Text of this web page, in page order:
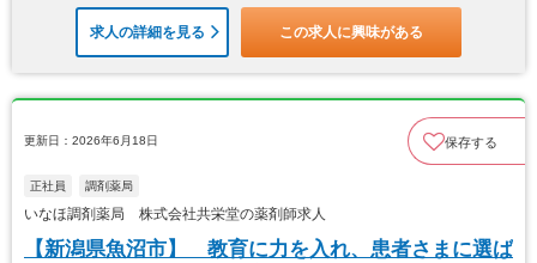
求人の詳細を見る この求人に興味がある
更新日：2026年6月18日 保存する
正社員 調剤薬局
いなほ調剤薬局 株式会社共栄堂の薬剤師求人
【新潟県魚沼市】 教育に力を入れ、患者さまに選ば